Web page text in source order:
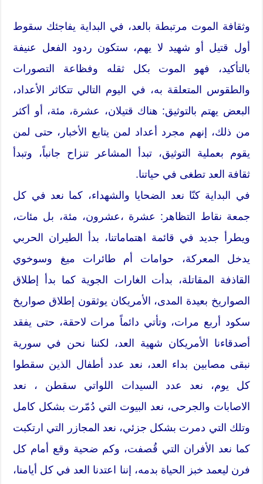
وثقافة الموت مرتبطة بالعد، في البداية يفاجئك سقوط
أول قتيل أو شهيد لا يهم، ستكون ردود الفعل عنيفة
بالتأكيد، فهو الموت بكل ثقله وفظاعة التصورات
والطقوس المتعلقة به، في اليوم التالي تتكاثر الأعداد،
البعض يهتم بالتوثيق: هناك قتيلان، عشرة، مئة، أو أكثر
من ذلك، إنهم مجرد أعداد لمن يتابع الأخبار، حتى لمن
يقوم بعملية التوثيق، تبدأ المشاعر تنزاح جانباً، وتبدأ
ثقافة العد تطغى في حياتنا.
في البداية كنّا نعد الضحايا والشهداء، كما نعد في كل
جمعة نقاط التظاهر: عشرة ،عشرون، مئة، بل مئات،
ويطرأ جديد في قائمة اهتماماتنا، بدأ الطيران الحربي
يدخل المعركة، حوامات أم طائرات ميغ وسوخوي
القاذفة المقاتلة، بدأت الغارات الجوية كما بدأ إطلاق
الصواريخ بعيدة المدى، الأمريكان يوثقون إطلاق صواريخ
سكود أربع مرات، وتأتي دائماً مرات لاحقة، حتى يفقد
أصدقاءنا الأمريكان شهية العد، لكننا نحن في سورية
نبقى مصابين بداء العد، نعد عدد أطفال الذين سقطوا
كل يوم، نعد عدد السيدات اللواتي سقطن ، نعد
الاصابات والجرحى، نعد البيوت التي دُمّرت بشكل كامل
وتلك التي دمرت بشكل جزئي، نعد المجازر التي ارتكبت
كما نعد الأفران التي قُصفت، وكم ضحية وقع أمام كل
فرن ليعمد خبز الحياة بدمه، إننا اعتدنا العد في كل أيامنا،